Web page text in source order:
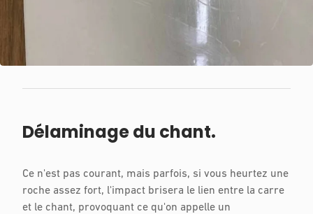
Délaminage du chant.
Ce n'est pas courant, mais parfois, si vous heurtez une
roche assez fort, l'impact brisera le lien entre la carre
et le chant, provoquant ce qu'on appelle un